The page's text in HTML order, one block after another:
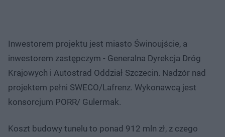
Inwestorem projektu jest miasto Świnoujście, a
inwestorem zastępczym - Generalna Dyrekcja Dróg
Krajowych i Autostrad Oddział Szczecin. Nadzór nad
projektem pełni SWECO/Lafrenz. Wykonawcą jest
konsorcjum PORR/ Gulermak.
Koszt budowy tunelu to ponad 912 mln zł, z czego